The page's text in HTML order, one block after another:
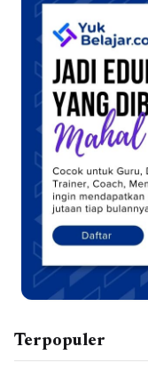
Terpopuler